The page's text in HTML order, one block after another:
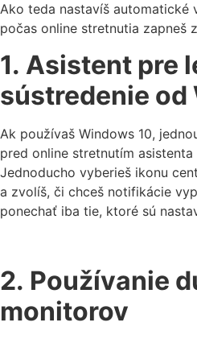
Ako teda nastavíš automatické
počas online stretnutia zapneš
1. Asistent pre
sústredenie od
Ak používaš Windows 10,
pred online stretnutím
Jednoducho vyberieš ikonu
a zvolíš, či chceš notifikácie
ponechať iba tie, ktoré sú
2. Používanie
monitorov